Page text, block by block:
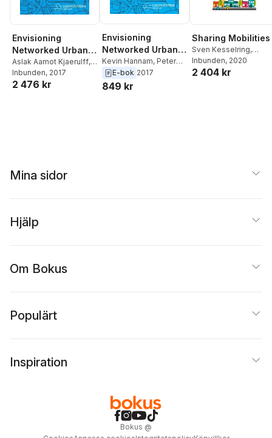
Envisioning
Networked Urban
Mobilities
Aslak Aamot Kjaerulff,
Sven Kesselring
Peters, Kevin Hannam
Inbunden, 2017
2 476 kr
Envisioning
Networked Urban
Mobilities
Kevin Hannam, Peter
Peters,Sven
Kesselring
E-bok 2017
849 kr
Sharing Mobilities
Sven Kesselring,
Malene Freudendal-
Pedersen,
Inbunden, 2020
2 404 kr
Mina sidor
Hjälp
Om Bokus
Populärt
Inspiration
Bokus @